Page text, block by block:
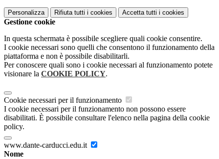
Personalizza Rifiuta tutti i cookies Accetta tutti i cookies
Gestione cookie
In questa schermata è possibile scegliere quali cookie consentire.
I cookie necessari sono quelli che consentono il funzionamento della
piattaforma e non è possibile disabilitarli.
Per conoscere quali sono i cookie necessari al funzionamento potete
visionare la COOKIE POLICY.
Cookie necessari per il funzionamento
I cookie necessari per il funzionamento non possono essere
disabilitati. È possibile consultare l'elenco nella pagina della cookie
policy.
www.dante-carducci.edu.it
Nome